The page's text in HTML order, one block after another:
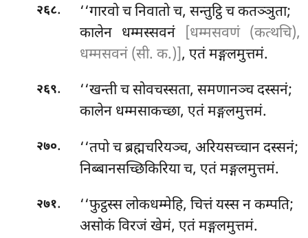
२६८. ‘‘गारवोच निवातो च, सन्तुट्ठि च कतञ्ञुता;
कालेन धम्मस्सवनं
[धम्मसवणं (कत्थचि),
धम्मसवनं (सी. क.)], एतं मङ्गलमुत्तमं.
२६९.
‘‘खन्ती च सोवचस्सता, समणानञ्च दस्सनं;
कालेन धम्मसाकच्छा, एतं मङ्गलमुत्तमं.
२७०.
‘‘तपो च ब्रह्मचरियञ्च, अरियसच्चान दस्सनं;
निब्बानसच्छिकिरिया च, एतं मङ्गलमुत्तमं.
२७१.
‘‘फुट्ठस्स लोकधम्मेहि, चित्तं यस्स न कम्पति;
असोकं विरजं खेमं, एतं मङ्गलमुत्तमं.